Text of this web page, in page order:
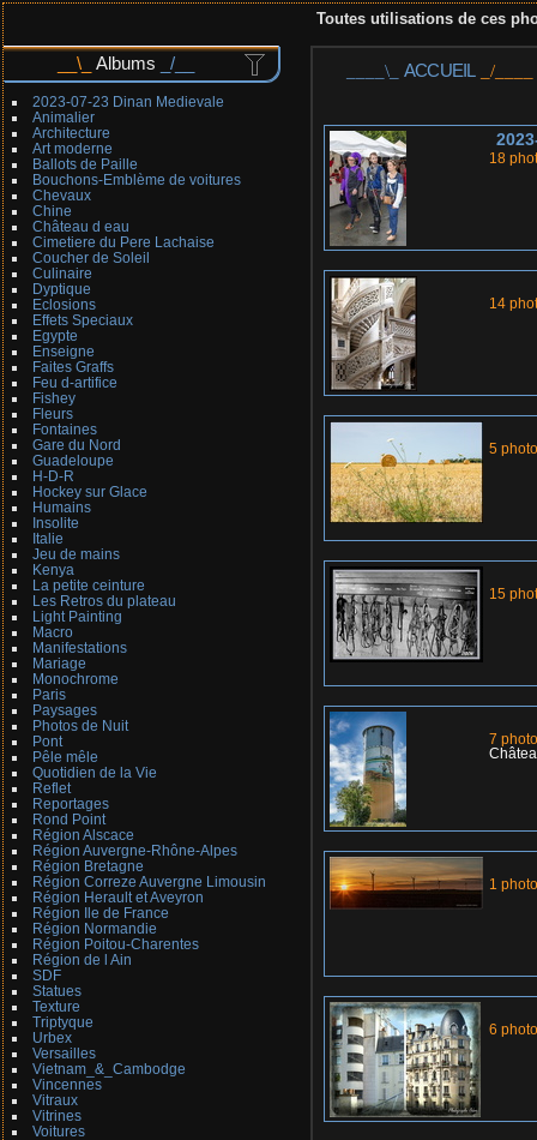
Toutes utilisations de ces
Albums
2023-07-23 Dinan Medievale
Animalier
Architecture
Art moderne
Ballots de Paille
Bouchons-Emblème de voitures
Chevaux
Chine
Château d eau
Cimetiere du Pere Lachaise
Coucher de Soleil
Culinaire
Dyptique
Eclosions
Effets Speciaux
Egypte
Enseigne
Faites Graffs
Feu d-artifice
Fishey
Fleurs
Fontaines
Gare du Nord
Guadeloupe
H-D-R
Hockey sur Glace
Humains
Insolite
Italie
Jeu de mains
Kenya
La petite ceinture
Les Retros du plateau
Light Painting
Macro
Manifestations
Mariage
Monochrome
Paris
Paysages
Photos de Nuit
Pont
Pêle mêle
Quotidien de la Vie
Reflet
Reportages
Rond Point
Région Alscace
Région Auvergne-Rhône-Alpes
Région Bretagne
Région Correze Auvergne Limousin
Région Herault et Aveyron
Région Ile de France
Région Normandie
Région Poitou-Charentes
Région de l Ain
SDF
Statues
Texture
Triptyque
Urbex
Versailles
Vietnam_&_Cambodge
Vincennes
Vitraux
Vitrines
Voitures
ACCUEIL
18
14
5
15
7
1 photo
6